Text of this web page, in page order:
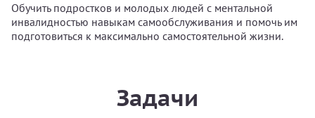
Обучить подростков и молодых людей с ментальной
инвалидностью навыкам самообслуживания и помочь им
подготовиться к максимально самостоятельной жизни.
Задачи